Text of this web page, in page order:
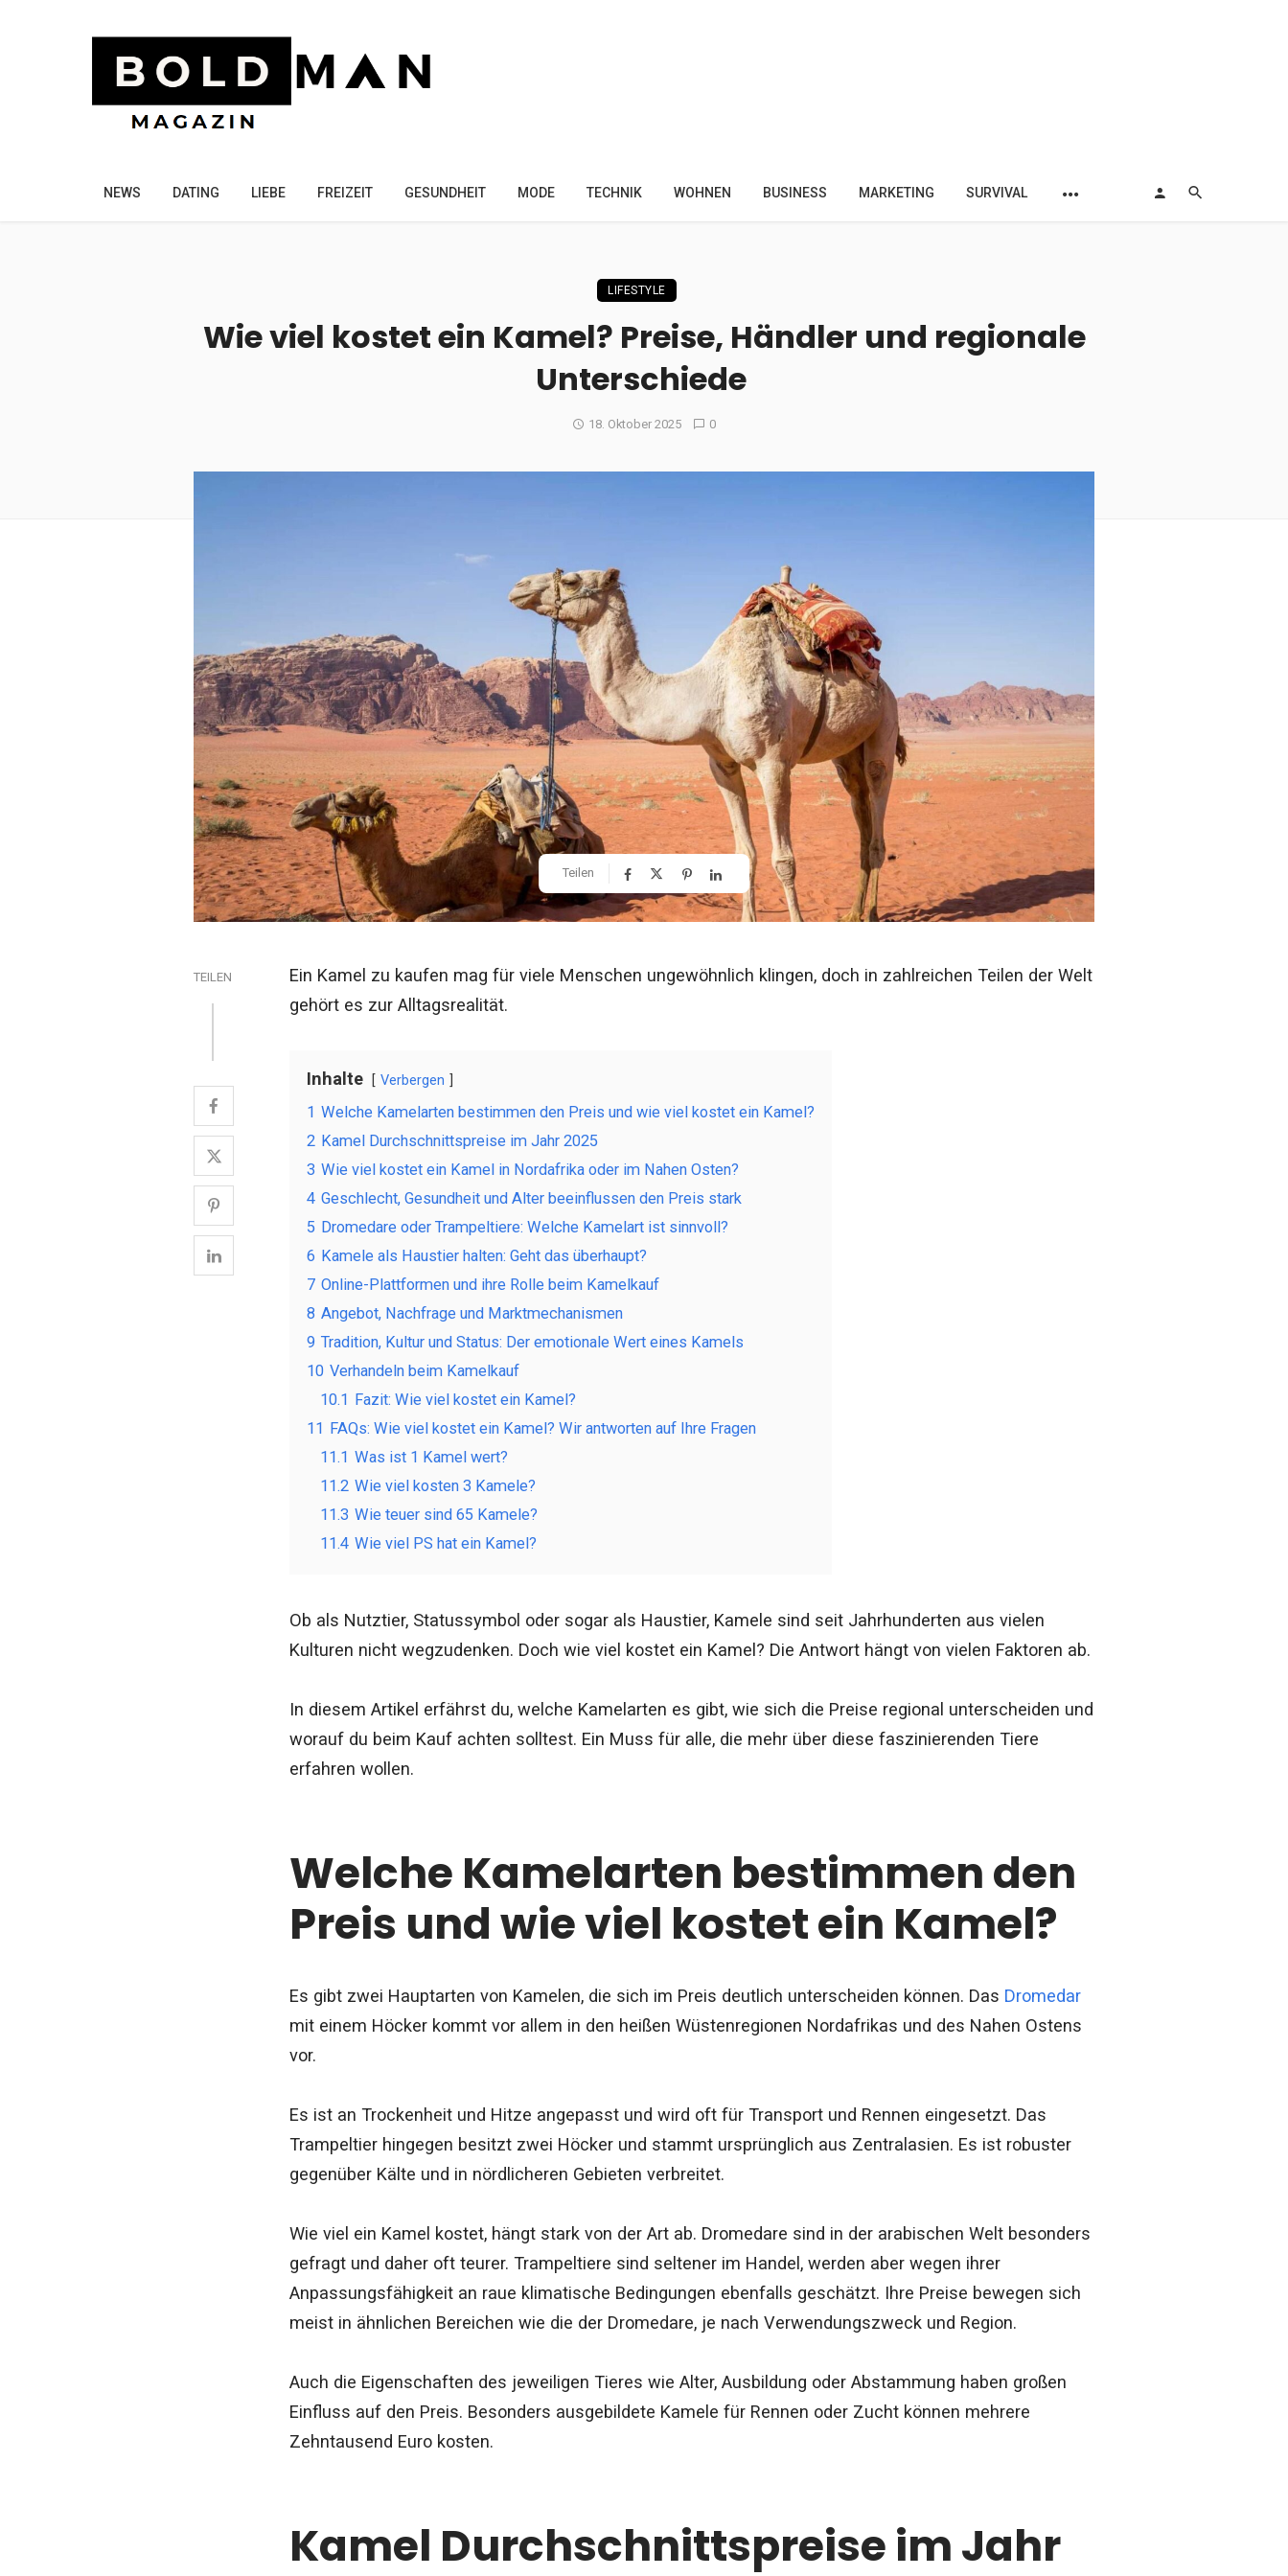
NEWS DATING LIEBE FREIZEIT GESUNDHEIT MODE TECHNIK WOHNEN BUSINESS MARKETING SURVIVAL
LIFESTYLE
Wie viel kostet ein Kamel? Preise, Händler und regionale
Unterschiede
18. Oktober 2025 0
Teilen
TEILEN
Ein Kamel zu kaufen mag für viele Menschen ungewöhnlich klingen, doch in zahlreichen Teilen der Welt
gehört es zur Alltagsrealität.
Inhalte Verbergen
1 Welche Kamelarten bestimmen den Preis und wie viel kostet ein Kamel?
2 Kamel Durchschnittspreise im Jahr 2025
3 Wie viel kostet ein Kamel in Nordafrika oder im Nahen Osten?
4 Geschlecht, Gesundheit und Alter beeinflussen den Preis stark
5 Dromedare oder Trampeltiere: Welche Kamelart ist sinnvoll?
6 Kamele als Haustier halten: Geht das überhaupt?
7 Online-Plattformen und ihre Rolle beim Kamelkauf
8 Angebot, Nachfrage und Marktmechanismen
9 Tradition, Kultur und Status: Der emotionale Wert eines Kamels
10 Verhandeln beim Kamelkauf
10.1
Fazit: Wie viel kostet ein Kamel?
11
FAQs: Wie viel kostet ein Kamel? Wir antworten auf Ihre Fragen
11.1 Was ist 1 Kamel wert?
11.2 Wie viel kosten 3 Kamele?
11.3 Wie teuer sind 65 Kamele?
11.4 Wie viel PS hat ein Kamel?
Ob als Nutztier, Statussymbol oder sogar als Haustier, Kamele sind seit Jahrhunderten aus vielen
Kulturen nicht wegzudenken. Doch wie viel kostet ein Kamel? Die Antwort hängt von vielen Faktoren ab.
In diesem Artikel erfährst du, welche Kamelarten es gibt, wie sich die Preise regional unterscheiden und
worauf du beim Kauf achten solltest. Ein Muss für alle, die mehr über diese faszinierenden Tiere
erfahren wollen.
Welche Kamelarten bestimmen den
Preis und wie viel kostet ein Kamel?
Es gibt zwei Hauptarten von Kamelen, die sich im Preis deutlich unterscheiden können. Das Dromedar
mit einem Höcker kommt vor allem in den heißen Wüstenregionen Nordafrikas und des Nahen Ostens
vor.
Es ist an Trockenheit und Hitze angepasst und wird oft für Transport und Rennen eingesetzt. Das
Trampeltier hingegen besitzt zwei Höcker und stammt ursprünglich aus Zentralasien. Es ist robuster
gegenüber Kälte und in nördlicheren Gebieten verbreitet.
Wie viel ein Kamel kostet, hängt stark von der Art ab. Dromedare sind in der arabischen Welt besonders
gefragt und daher oft teurer. Trampeltiere sind seltener im Handel, werden aber wegen ihrer
Anpassungsfähigkeit an raue klimatische Bedingungen ebenfalls geschätzt. Ihre Preise bewegen sich
meist in ähnlichen Bereichen wie die der Dromedare, je nach Verwendungszweck und Region.
Auch die Eigenschaften des jeweiligen Tieres wie Alter, Ausbildung oder Abstammung haben großen
Einfluss auf den Preis. Besonders ausgebildete Kamele für Rennen oder Zucht können mehrere
Zehntausend Euro kosten.
Kamel Durchschnittspreise im Jahr